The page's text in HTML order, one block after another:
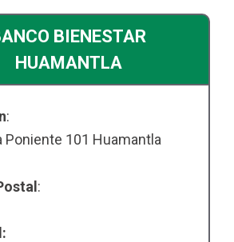
BIENESTAR
HUAMANTLA
:
Poniente 101 Huamantla
: